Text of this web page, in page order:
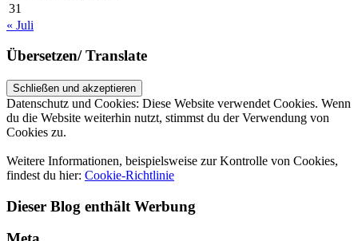
31
« Juli
Übersetzen/ Translate
Datenschutz und Cookies: Diese Website verwendet Cookies. Wenn
du die Website weiterhin nutzt, stimmst du der Verwendung von
Cookies zu.
Weitere Informationen, beispielsweise zur Kontrolle von Cookies,
findest du hier: Cookie-Richtlinie
Dieser Blog enthält Werbung